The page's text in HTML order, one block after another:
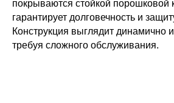
покрываются стойкой порошковой
гарантирует долговечность и
Конструкция выглядит динамично
требуя сложного обслуживания.